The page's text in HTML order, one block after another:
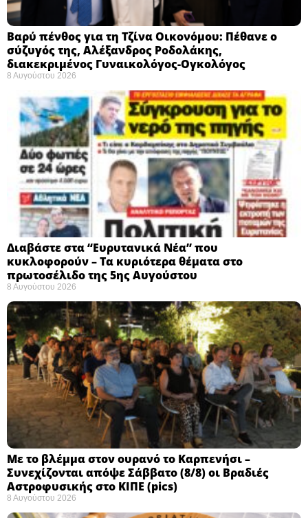
Βαρύ πένθος για τη Τζίνα Οικονόμου: Πέθανε ο
σύζυγός της, Αλέξανδρος Ροδολάκης,
διακεκριμένος Γυναικολόγος-Ογκολόγος
8 Αυγούστου 2026
Διαβάστε στα “Ευρυτανικά Νέα” που
κυκλοφορούν – Τα κυριότερα θέματα στο
πρωτοσέλιδο της 5ης Αυγούστου
8 Αυγούστου 2026
Με το βλέμμα στον ουρανό το Καρπενήσι –
Συνεχίζονται απόψε Σάββατο (8/8) οι Βραδιές
Αστροφυσικής στο ΚΙΠΕ (pics)
8 Αυγούστου 2026